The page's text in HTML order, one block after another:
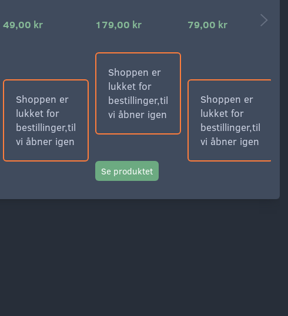
49,00 kr
Shoppen er
lukket for
bestillinger,til
vi åbner igen
179,00 kr
Shoppen er
lukket for
bestillinger,til
vi åbner igen
Se produktet
79,00 kr
Shoppen er
lukket for
bestillinger,til
vi åbner igen